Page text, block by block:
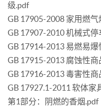
级.pdf
GB 17905-2008 家用燃
GB 17907-2010 机械式
GB 17914-2013 易燃易
GB 17915-2013 腐蚀性
GB 17916-2013 毒害性
GB 17927.1-2011 软体家
第1部分：阴燃的香烟.pdf